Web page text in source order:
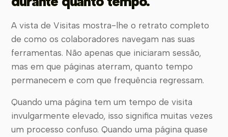
A vista de Visitas mostra-lhe o retrato completo
de como os colaboradores navegam nas suas
ferramentas. Não apenas que iniciaram sessão,
mas em que páginas aterram, quanto tempo
permanecem e com que frequência regressam.
Quando uma página tem um tempo de visita
invulgarmente elevado, isso significa muitas vezes
um processo confuso. Quando uma página quase